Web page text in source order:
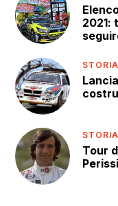
2021:
STORIA
Tour